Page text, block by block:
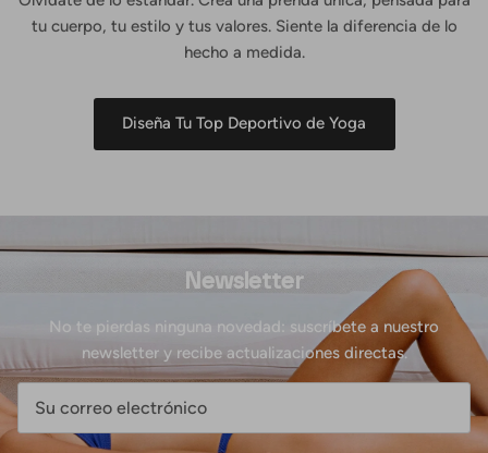
tu cuerpo, tu estilo y tus valores. Siente la diferencia de lo
hecho a medida.
Diseña Tu Top Deportivo de Yoga
Newsletter
No te pierdas ninguna novedad: suscríbete a nuestro
newsletter y recibe actualizaciones directas.